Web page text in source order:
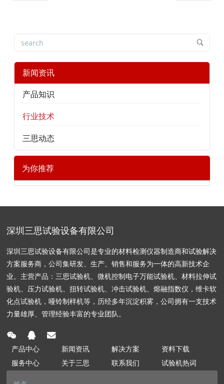
新闻资讯
产品知识
行业技术
三思动态
为你推荐
深圳三思试验设备有限公司
深圳三思试验设备有限公司是专业的材料检测仪器制造商和试验解决
方案服务商，公司集研发、生产、销售和服务为一体的高新技术企
业。主营产品：三思试验机、微机控制电子万能试验机、材料拉伸试
验机、压力试验机、扭转试验机、冲击试验机、熔融指数仪，维卡软
化点试验机，哑铃制样机等，历经多年沉淀积雾，公司拥有一支技术
力量雄厚、管理经验丰富的专业团队。
产品中心 新闻资讯 解决方案
资料下载
服务中心
关于三思 联系我们 试验机热词